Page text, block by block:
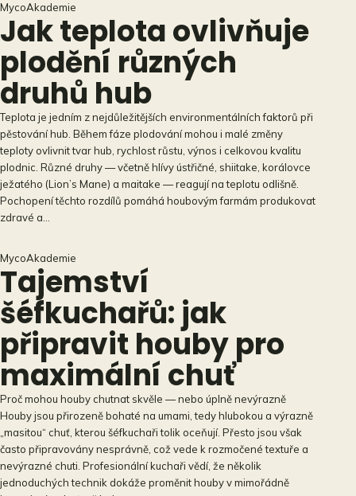
MycoAkademie
Jak teplota ovlivňuje
plodění různých
druhů hub
Teplota je jedním z nejdůležitějších environmentálních faktorů při
pěstování hub. Během fáze plodování mohou i malé změny
teploty ovlivnit tvar hub, rychlost růstu, výnos i celkovou kvalitu
plodnic. Různé druhy — včetně hlívy ústřičné, shiitake, korálovce
ježatého (Lion’s Mane) a maitake — reagují na teplotu odlišně.
Pochopení těchto rozdílů pomáhá houbovým farmám produkovat
zdravé a…
MycoAkademie
Tajemství
šéfkuchařů: jak
připravit houby pro
maximální chuť
Proč mohou houby chutnat skvěle — nebo úplně nevýrazně
Houby jsou přirozeně bohaté na umami, tedy hlubokou a výrazně
„masitou“ chuť, kterou šéfkuchaři tolik oceňují. Přesto jsou však
často připravovány nesprávně, což vede k rozmočené textuře a
nevýrazné chuti. Profesionální kuchaři vědí, že několik
jednoduchých technik dokáže proměnit houby v mimořádně